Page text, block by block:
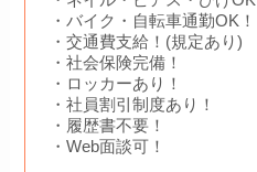
・バイク・自転車通勤OK！
・交通費支給！(規定あり)
・社会保険完備！
・ロッカーあり！
・社員割引制度あり！
・履歴書不要！
・Web面談可！